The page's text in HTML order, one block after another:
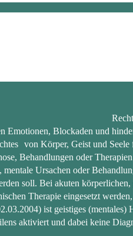
Emotionen, Blockaden und
von Körper, Geist und
Behandlungen oder
Ursachen oder
soll. Bei akuten
Therapie eingesetzt
ist geistiges
aktiviert und dabei keine